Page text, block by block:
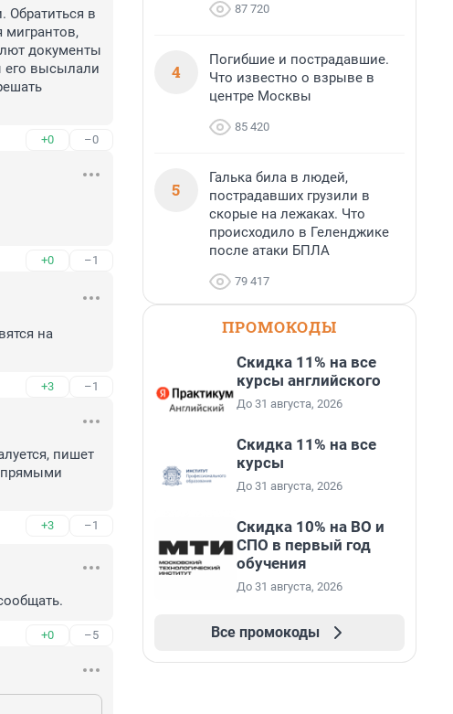
Обратиться в
мигрантов,
документы
его высылали
+0 –0
+0 –1
на
+3 –1
пишет
прямыми
+3 –1
+0 –5
87 720
4
Погибшие и пострадавшие.
Что известно о взрыве в
центре Москвы
85 420
5
Галька била в людей,
пострадавших грузили в
скорые на лежаках. Что
происходило в Геленджике
после атаки БПЛА
79 417
ПРОМОКОДЫ
Скидка 11% на все
курсы английского
До 31 августа, 2026
Скидка 11% на все
курсы
До 31 августа, 2026
Скидка 10% на ВО и
СПО в первый год
обучения
До 31 августа, 2026
Все промокоды